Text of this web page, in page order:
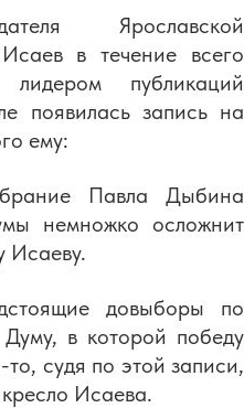
Ярославской
в течение всего
публикаций
появилась запись на
ему:
Павла Дыбина
немножко осложнит
Исаеву.
довыборы по
в которой победу
судя по этой записи,
Исаева.